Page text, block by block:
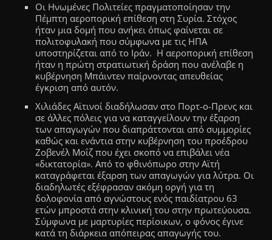
Οι Ηνωμένες Πολιτείες πραγματοποίησαν την
Πέμπτη αεροπορική επίθεση στη Συρία. Στόχος
ήταν μια δομή που ανήκει όπως φαίνεται σε
πολιτοφυλακή που σύμφωνα με τις ΗΠΑ
υποστηρίζεται από το Ιράν. Η αεροπορική επίθεση
ήταν η πρώτη στρατιωτική δράση που ανέλαβε η
κυβέρνηση Μπάιντεν παίρνοντας απευθείας
έγκριση από αυτόν.
Χιλιάδες Αϊτινοί διαδήλωσαν στο Πορτ-ο-Πρενς και
σε άλλες πόλεις για να καταγγείλουν την έξαρση
των απαγωγών που διαπράττονται από συμμορίες
καθώς και ενάντια στην κυβέρνηση του προέδρου
Ζοβενέλ Μοΐζ που έχει σκοπό να επιβάλει νέα
«δικτατορία». Από το φθινόπωρο στην Αϊτή
καταγράφεται έξαρση των απαγωγών για λύτρα. Οι
διαδηλωτές εξέφρασαν ακόμη οργή για τη
δολοφονία από αγνώστους ενός παιδίατρου 63
ετών μπροστά στην κλινική του στην πρωτεύουσα.
Σύμφωνα με μαρτυρίες περίοικων, ο φόνος έγινε
κατά τη διάρκεια απόπειρας απαγωγής του.